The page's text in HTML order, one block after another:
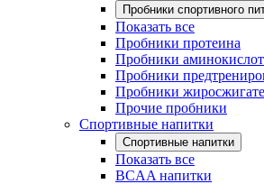
Пробники спортивного
Показать все
Пробники протеина
Пробники аминокислот
Пробники
Пробники
Прочие пробники
Спортивные напитки
Спортивные напитки
Показать все
BCAA напитки